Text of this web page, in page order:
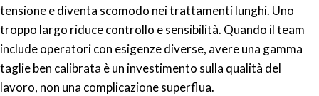
tensione e diventa scomodo nei trattamenti lunghi. Uno
troppo largo riduce controllo e sensibilità. Quando il team
include operatori con esigenze diverse, avere una gamma
taglie ben calibrata è un investimento sulla qualità del
lavoro, non una complicazione superflua.